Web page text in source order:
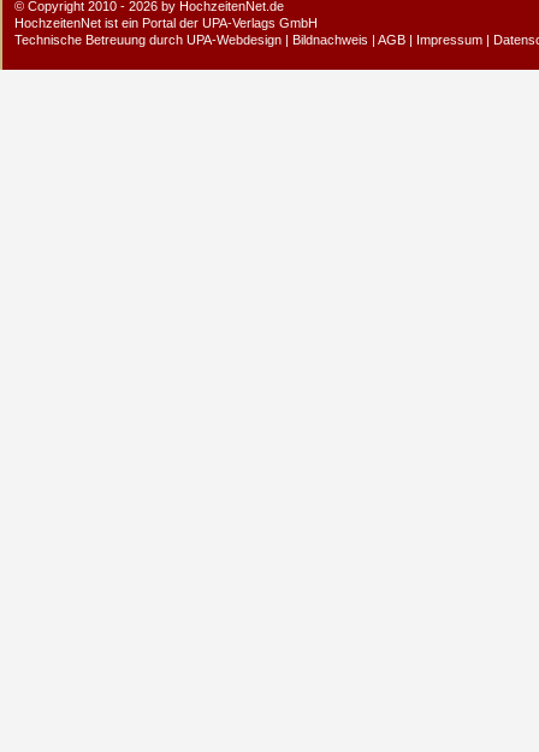
© Copyright 2010 - 2026 by HochzeitenNet.de
HochzeitenNet ist ein Portal der UPA-Verlags GmbH
Technische Betreuung durch UPA-Webdesign | Bildnachweis | AGB | Impressum |